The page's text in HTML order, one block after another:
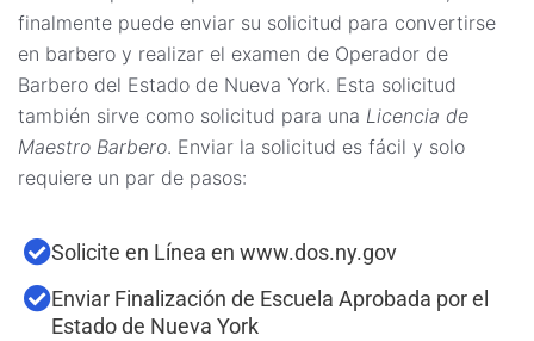
finalmente puede enviar su solicitud para convertirse
en barbero y realizar el examen de Operador de
Barbero del Estado de Nueva York. Esta solicitud
también sirve como solicitud para una Licencia de
Maestro Barbero. Enviar la solicitud es fácil y solo
requiere un par de pasos:
Solicite en Línea en www.dos.ny.gov
Enviar Finalización de Escuela Aprobada por el
Estado de Nueva York